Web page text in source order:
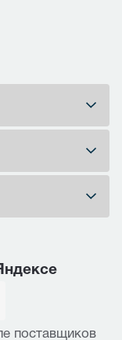
поставщиков